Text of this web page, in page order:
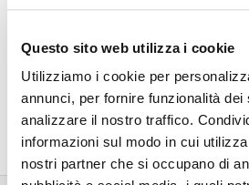
Questo sito web utilizza i cookie
Utilizziamo i cookie per
annunci, per fornire funzionalità dei
analizzare il nostro traffico.
informazioni sul modo in cui
nostri partner che si occupano di